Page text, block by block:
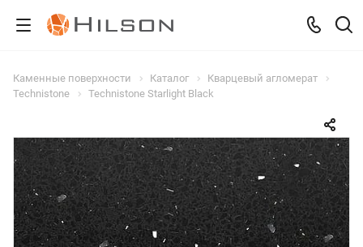
Каменные поверхности Каталог
Кварцевый агломерат
Technistone
Technistone Starlight Black